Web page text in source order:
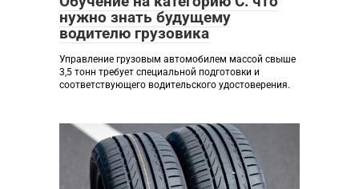
нужно знать будущему
водителю грузовика
Управление грузовым автомобилем массой свыше
3,5 тонн требует специальной подготовки и
соответствующего водительского удостоверения.